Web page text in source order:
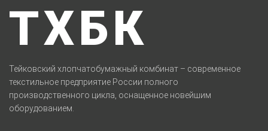
ТХБК
Тейковский хлопчатобумажный комбинат – современное
текстильное предприятие России полного
производственного цикла, оснащенное новейшим
оборудованием.